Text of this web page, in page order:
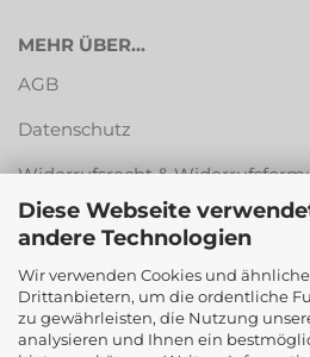
Diese Webseite
andere Technologien
Wir verwenden Cookies und
Drittanbietern, um die ordentliche
zu gewährleisten, die Nutzung
analysieren und Ihnen ein
MEHR ÜBER...
AGB
Datenschutz
Widerrufsrecht &
Versandkosten & Zahlungsarten
Impressum
Cookie Einstellungen